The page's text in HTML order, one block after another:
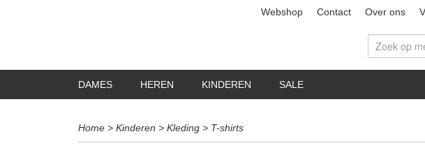
Webshop Contact Over ons
DAMES HEREN KINDEREN SALE
Home > Kinderen > Kleding > T-shirts